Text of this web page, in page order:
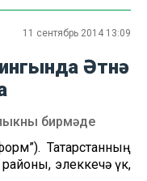
11 сентябрь 2014 13:09
Әтнә
бирмәде
Татарстанның
элеккечә үк,